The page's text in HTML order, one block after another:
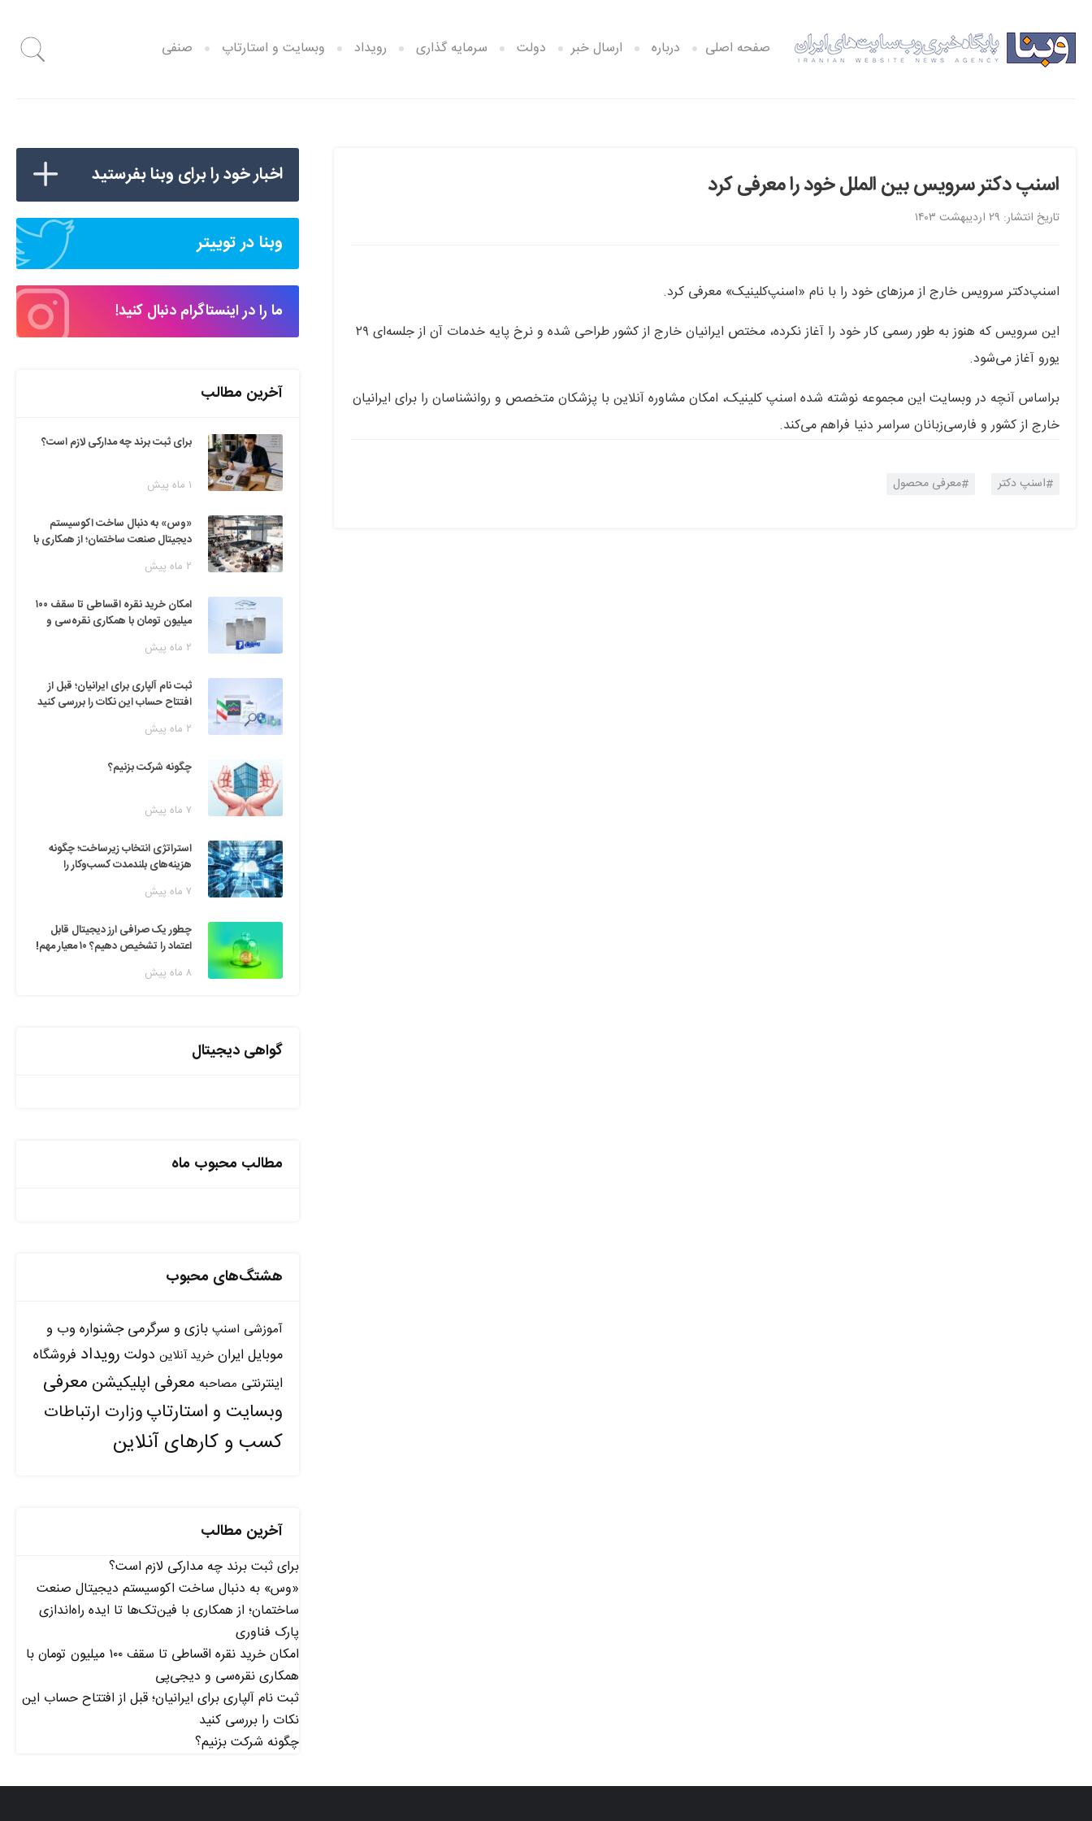
صفحه اصلی درباره ارسال خبر دولت سرمایه گذاری رویداد وبسایت و استارتاپ صنفی
اسنپ دکتر سرویس بین الملل خود را معرفی کرد
تاریخ انتشار: ۲۹ اردیبهشت ۱۴۰۳
اسنپ‌دکتر سرویس خارج از مرزهای خود را با نام «اسنپ‌کلینیک» معرفی کرد.
این سرویس که هنوز به طور رسمی کار خود را آغاز نکرده، مختص ایرانیان خارج از کشور طراحی شده و نرخ پایه خدمات آن از جلسه‌ای ۲۹
یورو آغاز می‌شود.
براساس آنچه در وبسایت این مجموعه نوشته شده اسنپ کلینیک، امکان مشاوره آنلاین با پزشکان متخصص و روانشناسان را برای ایرانیان
خارج از کشور و فارسی‌زبانان سراسر دنیا فراهم می‌کند.
اسنپ دکتر معرفی محصول
اخبار خود را برای وبنا بفرستید
وبنا در توییتر
ما را در اینستاگرام دنبال کنید!
آخرین مطالب
برای ثبت برند چه مدارکی لازم است؟
۱ ماه پیش
«وس» به دنبال ساخت اکوسیستم
دیجیتال صنعت ساختمان؛ از همکاری با
فناوری۲ ماه پیش
امکان خرید نقره اقساطی تا سقف ۱۰۰
میلیون تومان با همکاری نقره‌سی و
۲ ماه پیش
ثبت نام آلپاری برای ایرانیان؛ قبل از
افتتاح حساب این نکات را بررسی کنید
۲ ماه پیش
چگونه شرکت بزنیم؟
۷ ماه پیش
استراتژی انتخاب زیرساخت؛ چگونه
هزینه‌های بلندمدت کسب‌وکار را
۷ ماه پیش
چطور یک صرافی ارز دیجیتال قابل
اعتماد را تشخیص دهیم؟ ۱۰ معیار مهم!
۸ ماه پیش
گواهی دیجیتال
مطالب محبوب ماه
هشتگ‌های محبوب
آموزشی اسنپ بازی و سرگرمی جشنواره وب و
موبایل ایران خرید آنلاین دولت رویداد فروشگاه
اینترنتی مصاحبه معرفی اپلیکیشن معرفی
وبسایت و استارتاپوزارت ارتباطات
کسب و کارهای آنلاین
آخرین مطالب
برای ثبت برند چه مدارکی لازم است؟
«وس» به دنبال ساخت اکوسیستم دیجیتال صنعت
ساختمان؛ از همکاری با فین‌تک‌ها تا ایده راه‌اندازی
پارک فناوری
امکان خرید نقره اقساطی تا سقف ۱۰۰ میلیون تومان با
همکاری نقره‌سی و دیجی‌پی
ثبت نام آلپاری برای ایرانیان؛ قبل از افتتاح حساب این
نکات را بررسی کنید
چگونه شرکت بزنیم؟